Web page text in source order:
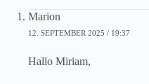
Marion
12. SEPTEMBER 2025 / 19:37
Hallo Miriam,